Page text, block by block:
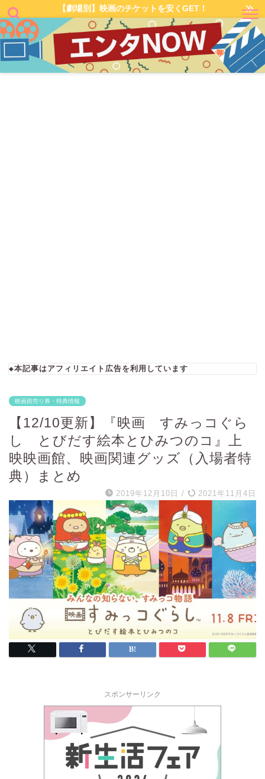
【劇場別】映画のチケットを安くGET！
◆本記事はアフィリエイト広告を利用しています
映画前売り券・特典情報
【12/10更新】『映画 すみっコぐら
し とびだす絵本とひみつのコ』上
映映画館、映画関連グッズ（入場者特
典）まとめ
2019年12月10日 / 2021年11月4日
スポンサーリンク